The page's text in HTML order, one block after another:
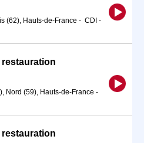
(62), Hauts-de-France - CDI -
restauration
Nord (59), Hauts-de-France -
restauration